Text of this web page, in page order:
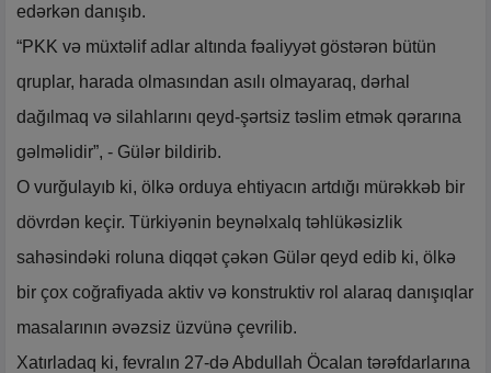
edərkən danışıb.
“PKK və müxtəlif adlar altında fəaliyyət göstərən bütün
qruplar, harada olmasından asılı olmayaraq, dərhal
dağılmaq və silahlarını qeyd-şərtsiz təslim etmək qərarına
gəlməlidir”, - Gülər ​​bildirib.
O vurğulayıb ki, ölkə orduya ehtiyacın artdığı mürəkkəb bir
dövrdən keçir. Türkiyənin beynəlxalq təhlükəsizlik
sahəsindəki roluna diqqət çəkən Gülər qeyd edib ki, ölkə
bir çox coğrafiyada aktiv və konstruktiv rol alaraq danışıqlar
masalarının əvəzsiz üzvünə çevrilib.
Xatırladaq ki, fevralın 27-də Abdullah Öcalan tərəfdarlarına